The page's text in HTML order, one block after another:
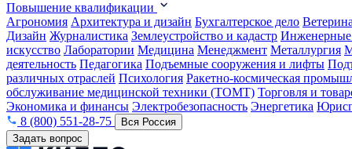
Повышение квалификации
Агрономия Архитектура и дизайн Бухгалтерское дело
Дизайн Журналистика Землеустройство и кадастр Инженерные
искусство Лаборатории Медицина Менеджмент Металлургия
деятельность Педагогика Подъемные сооружения и лифты
различных отраслей Психология Ракетно-космическая
обслуживание медицинской техники (ТОМТ) Торговля и
Экономика и финансы Электробезопасность Энергетика
8 (800) 551-28-75
Вся Россия
Задать вопрос